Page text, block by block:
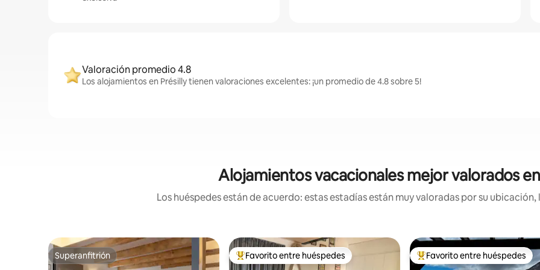
Valoración promedio 4.8
Los alojamientos en Présilly tienen valoraciones excelentes: ¡un promedio de 4.8 sobre 5!
Alojamientos vacacionales mejor valorados
Los huéspedes están de acuerdo: estas estadías están muy valoradas por su
Superanfitrión
Superanfitrión Favorito entre huéspedes preferido
Favorito entre huéspedes Favorito entre huéspedes
Favorito entre huéspedes